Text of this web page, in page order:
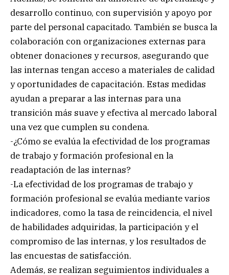
desarrollo continuo, con supervisión y apoyo por
parte del personal capacitado. También se busca la
colaboración con organizaciones externas para
obtener donaciones y recursos, asegurando que
las internas tengan acceso a materiales de calidad
y oportunidades de capacitación. Estas medidas
ayudan a preparar a las internas para una
transición más suave y efectiva al mercado laboral
una vez que cumplen su condena.
-¿Cómo se evalúa la efectividad de los programas
de trabajo y formación profesional en la
readaptación de las internas?
-La efectividad de los programas de trabajo y
formación profesional se evalúa mediante varios
indicadores, como la tasa de reincidencia, el nivel
de habilidades adquiridas, la participación y el
compromiso de las internas, y los resultados de
las encuestas de satisfacción.
Además, se realizan seguimientos individuales a